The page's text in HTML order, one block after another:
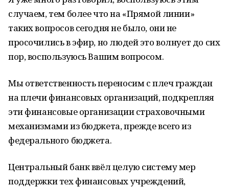
случаем, тем более что на «Прямой линии»
таких вопросов сегодня не было, они не
просочились в эфир, но людей это волнует до сих
пор, воспользуюсь Вашим вопросом.
Мы ответственность переносим с плеч граждан
на плечи финансовых организаций, подкрепляя
эти финансовые организации страховочными
механизмами из бюджета, прежде всего из
федерального бюджета.
Центральный банк ввёл целую систему мер
поддержки тех финансовых учреждений,